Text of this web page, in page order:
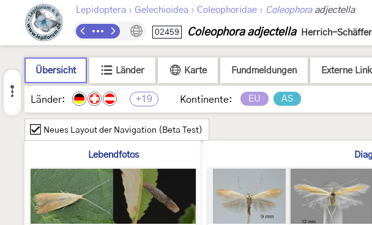
Lepidoptera › Gelechioidea › Coleophoridae › Coleophoraadjectella
02459 Coleophora adjectella Herrich-
Übersicht Länder Karte Fundmeldungen Externe
Länder: +19 Kontinente: EU AS
Neues Layout der Navigation (Beta Test)
Lebendfotos